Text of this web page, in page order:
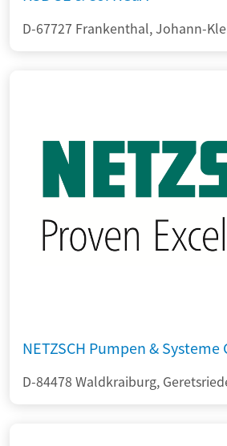
D-67727 Frankenthal, Johann-
NETZSCH Pumpen & Systeme
D-84478 Waldkraiburg,